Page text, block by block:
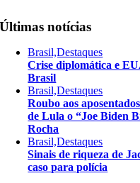
Últimas notícias
Brasil,Destaques
Crise diplomática e
Brasil
Brasil,Destaques
Roubo aos
de Lula o “Joe Biden
Rocha
Brasil,Destaques
Sinais de riqueza de
caso para polícia